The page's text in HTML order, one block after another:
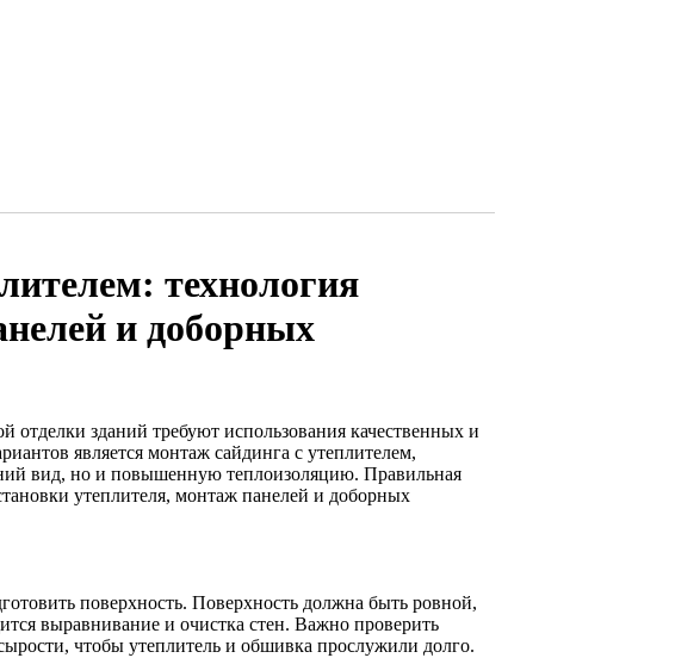
технология
и доборных
зданий требуют использования качественных и
является монтаж сайдинга с утеплителем,
вид, но и повышенную теплоизоляцию. Правильная
утеплителя, монтаж панелей и доборных
поверхность. Поверхность должна быть ровной,
выравнивание и очистка стен. Важно проверить
чтобы утеплитель и обшивка прослужили долго.